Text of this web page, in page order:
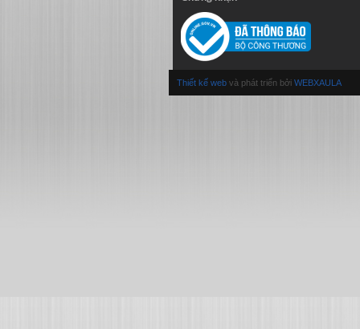
Thiết kế web và phát triển bởi WEBXAULA